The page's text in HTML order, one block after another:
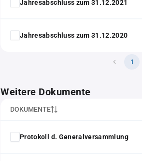
Jahresabschluss zum 31.12.2021
Jahresabschluss zum 31.12.2020
1
Weitere Dokumente
DOKUMENTE
Protokoll d. Generalversammlung